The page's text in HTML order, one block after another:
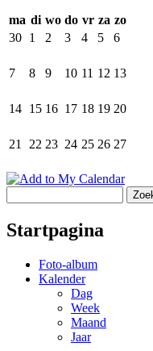
ma di wo do vr za zo
30 1 2 3 4 5 6
7 8 9 10 11 12 13
14 15 16 17 18 19 20
21 22 23 24 25 26 27
Startpagina
Foto-album
Kalender
Dag
Week
Maand
Jaar